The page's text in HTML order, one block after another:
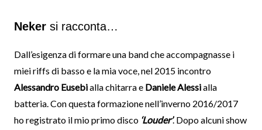
Nekersi racconta…
Dall’esigenza di formare una band che accompagnasse i
miei riffs di basso e la mia voce, nel 2015 incontro
Alessandro Eusebialla chitarra e Daniele Alessialla
batteria. Con questa formazione nell’inverno 2016/2017
ho registrato il mio primo disco ‘Louder’. Dopo alcuni show